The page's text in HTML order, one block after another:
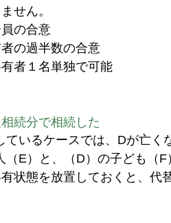
せん。
の合意
の過半数の合意
者１名単独で可能
続分で相続した
いるケースでは、Dが亡く
E）と、（D）の子ども（F
状態を放置しておくと、代